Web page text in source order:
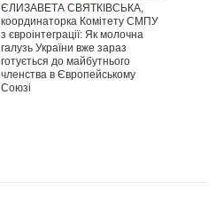
ЄЛИЗАВЕТА СВЯТКІВСЬКА,
координаторка Комітету СМПУ
з євроінтеграції: Як молочна
галузь України вже зараз
готується до майбутнього
членства в Європейському
Союзі